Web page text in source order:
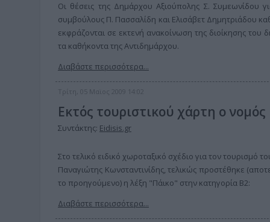
Οι θέσεις της Δημάρχου Αξιούπολης Σ. Συμεωνίδου
συμβούλους Π. Πασσαλίδη και Ελισάβετ Δημητριάδου
εκφράζονται σε εκτενή ανακοίνωση της διοίκησης
τα καθήκοντα της Αντιδημάρχου.
Διαβάστε περισσότερα...
Τρίτη, 05 Μαϊος 2009 14:02
Εκτός τουριστικού χάρτη ο νομός
Συντάκτης: Eidisis.gr
Στο τελικό ειδικό χωροταξικό σχέδιο για τον τουρισμό
Παναγιώτης Κωνσταντινίδης, τελικώς προστέθηκε
το προηγούμενο) η λέξη "Πάικο" στην κατηγορία Β2:
Διαβάστε περισσότερα...